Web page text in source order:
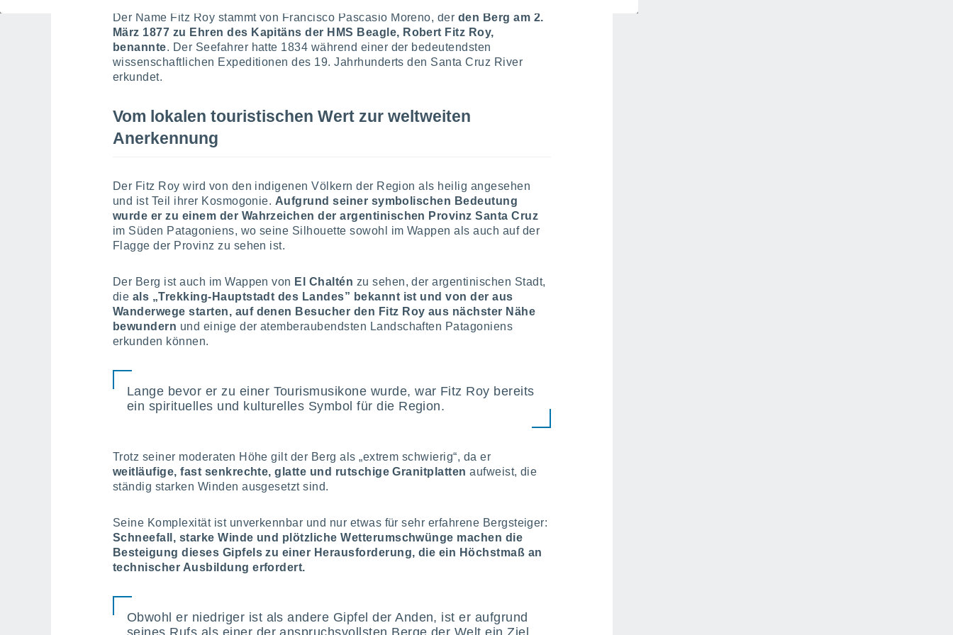
Der Name Fitz Roy stammt von Francisco Pascasio Moreno, der den Berg am 2.
März 1877 zu Ehren des Kapitäns der HMS Beagle, Robert Fitz Roy,
benannte. Der Seefahrer hatte 1834 während einer der bedeutendsten
wissenschaftlichen Expeditionen des 19. Jahrhunderts den Santa Cruz River
erkundet.
Vom lokalen touristischen Wert zur weltweiten
Anerkennung
Der Fitz Roy wird von den indigenen Völkern der Region als heilig angesehen
und ist Teil ihrer Kosmogonie. Aufgrund seiner symbolischen Bedeutung
wurde er zu einem der Wahrzeichen der argentinischen Provinz Santa Cruz
im Süden Patagoniens, wo seine Silhouette sowohl im Wappen als auch auf der
Flagge der Provinz zu sehen ist.
Der Berg ist auch im Wappen von El Chaltén zu sehen, der argentinischen Stadt,
die als „Trekking-Hauptstadt des Landes” bekannt ist und von der aus
Wanderwege starten, auf denen Besucher den Fitz Roy aus nächster Nähe
bewundern und einige der atemberaubendsten Landschaften Patagoniens
erkunden können.
Lange bevor er zu einer Tourismusikone wurde, war Fitz Roy bereits
ein spirituelles und kulturelles Symbol für die Region.
Trotz seiner moderaten Höhe gilt der Berg als „extrem schwierig“, da er
weitläufige, fast senkrechte, glatte und rutschige Granitplatten aufweist, die
ständig starken Winden ausgesetzt sind.
Seine Komplexität ist unverkennbar und nur etwas für sehr erfahrene Bergsteiger:
Schneefall, starke Winde und plötzliche Wetterumschwünge machen die
Besteigung dieses Gipfels zu einer Herausforderung, die ein Höchstmaß an
technischer Ausbildung erfordert.
Obwohl er niedriger ist als andere Gipfel der Anden, ist er aufgrund
seines Rufs als einer der anspruchsvollsten Berge der Welt ein Ziel